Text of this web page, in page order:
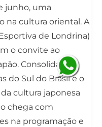
junho, uma
na cultura oriental. A
de Londrina)
o convite ao
Consolidada
do Sul do Brasil e o
cultura japonesa
chega com
na programação e